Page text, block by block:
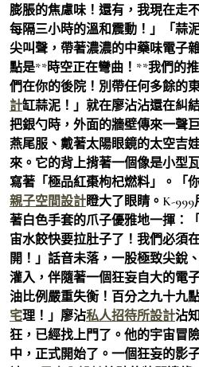
膨脹的焦慮味！還有，我現在走
每隔三小時的溫和震動！」「蒜
尖叫聲，帶著濃濃的中藥味電子
點是**時空正在彎曲！**我們的
們在你的後院！別帶任何多餘的
計缸蒜泥！」就在廖沾沾還在糾
把銀勺時，外面的牆壁傳來一聲
燕尾服、戴著太陽眼鏡的太空吉
來。它的背上揹著一個像是小型
寫著「極品紅棗枸杞燃料」。「
親子空間設計瞪大了眼睛。K-
著白色手套的爪子優雅地一揮：
宙水餃快要拉肚子了！我們必須
開！」話音未落，一股極致尖銳
灌入，伴隨著一個狂妄自大的電
油比例嚴重失衡！百分之九十九
宅理！」廖沾私人招待所設計沾
狂，已經找上門了。他的宇宙冒
中，正式開始了。一個狂妄的影